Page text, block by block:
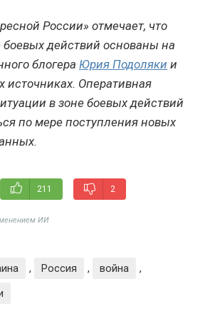
России» отмечает, что
боевых действий основаны на
блогера Юрия Подоляки и
источниках. Оперативная
в зоне боевых действий
по мере поступления новых
211 2
ИИ
, Россия , война
,